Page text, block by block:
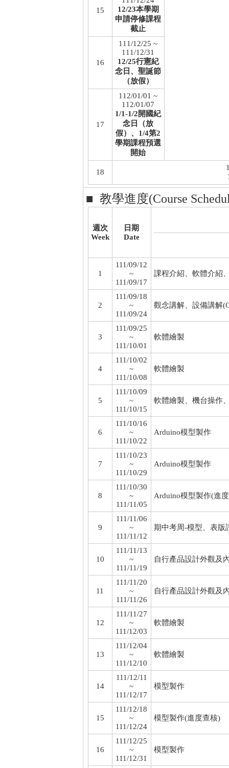
15
12/23本學期
申請停修課程
截止
16
111/12/25 ~
111/12/31
12/25行憲紀
念日、聖誕節
（放假）
17
112/01/01 ~
112/01/07
1/1-1/2開國紀
念日（放
假）、1/4第2
學期課程預選
開始
18
■ 教學進度(Course
週次
Week
日期
Date
1
111/09/12
~
111/09/17
課程介紹、軟體介紹
2
111/09/18
~
111/09/24
觀念講解、設備講解
3
111/09/25
~
111/10/01
軟體繪製
4
111/10/02
~
111/10/08
軟體繪製
5
111/10/09
~
111/10/15
軟體繪製、機台操作
6
111/10/16
~
111/10/22
Arduino模型製作
7
111/10/23
~
111/10/29
Arduino模型製作
8
111/10/30
~
111/11/05
Arduino模型製作(進
9
111/11/06
~
111/11/12
期中考周-模型、表版
10
111/11/13
~
111/11/19
自行產品設計外觀及
11
111/11/20
~
111/11/26
自行產品設計外觀及
12
111/11/27
~
111/12/03
軟體繪製
13
111/12/04
~
111/12/10
軟體繪製
14
111/12/11
~
111/12/17
模型製作
15
111/12/18
~
111/12/24
模型製作(進度查核)
16
111/12/25
~
111/12/31
模型製作